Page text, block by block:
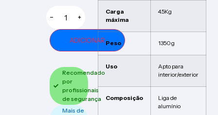
− +
ADICIONAR
Recomendado
por
profissionais
de segurança
Mais de
Carga
máxima
4.5Kg
Peso 1350 g
Uso
Apto para
interior/exterior
Composição
Liga de
alumínio